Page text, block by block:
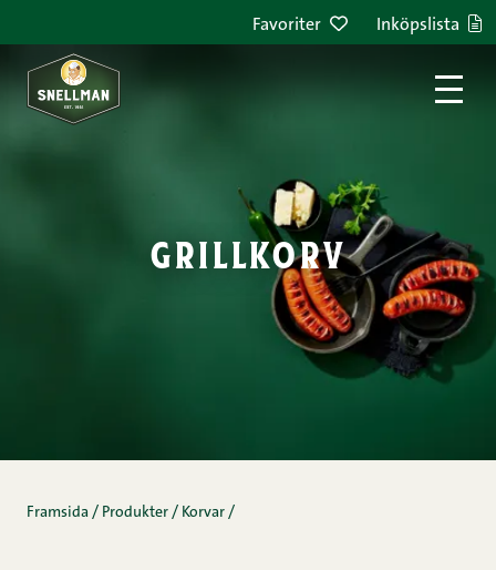
Favoriter Inköpslista
grillkorv
Framsida / Produkter / Korvar /